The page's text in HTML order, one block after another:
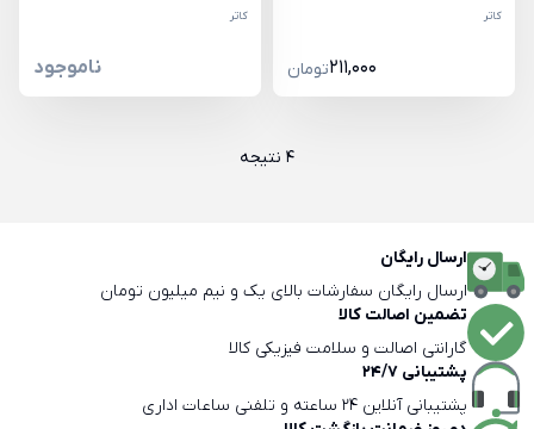
کاتر
211,000تومان
کاتر
ناموجود
4 نتیجه
ارسال رایگان
ارسال رایگان سفارشات بالای یک و نیم میلیون تومان
تضمین اصالت کالا
گارانتی اصالت و سلامت فیزیکی کالا
پشتیبانی 24/7
پشتیبانی آنلاین 24 ساعته و تلفنی ساعات اداری